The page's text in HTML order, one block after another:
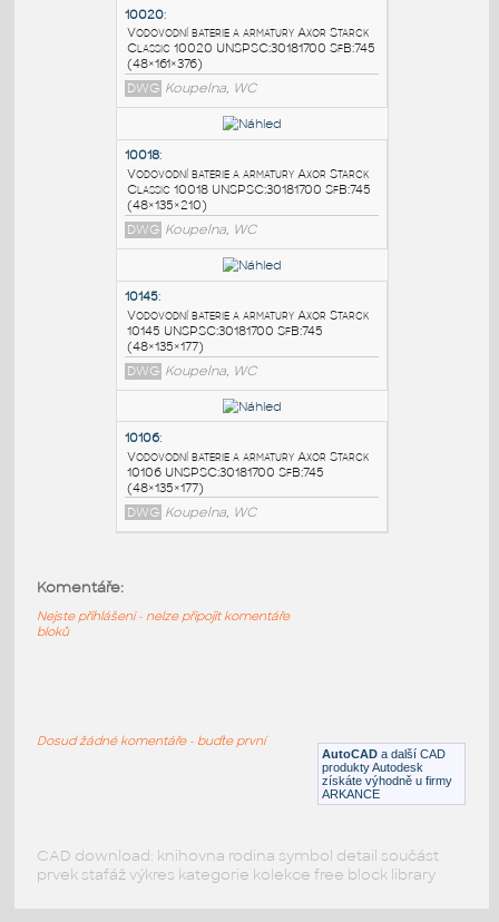
PODOBNÉ BLOKY
10020
Vodovodní baterie a armatury Axor Starck
Classic 10020 UNSPSC:30181700 SfB:745
(48×161×376)
DWG Koupelna, WC
10018:
Vodovodní baterie a armatury Axor Starck
Classic 10018 UNSPSC:30181700 SfB:745
(48×135×210)
10145:
(48×135×177)
DWG Koupelna, WC
AutoCAD a další CAD
produkty Autodesk
získáte výhodně u firmy
ARKANCE
Komentáře:
Nejste přihlášeni - nelze připojit komentáře
bloků
Dosud žádné komentáře - buďte první
CAD download: knihovna rodina symbol detail součást
prvek stafáž výkres kategorie kolekce free block library